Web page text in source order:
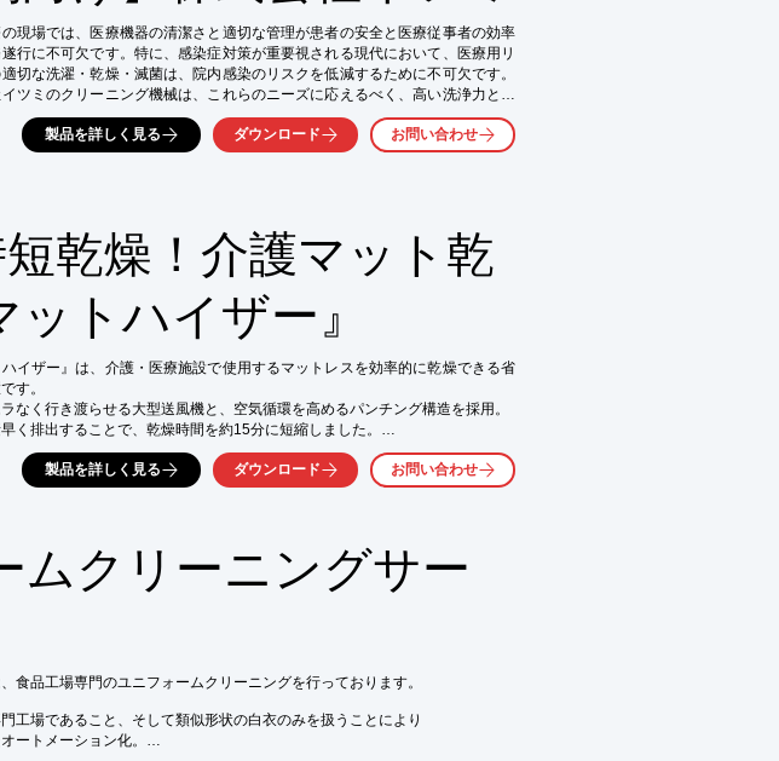
現場では、医療機器の清潔さと適切な管理が患者の安全と医療従事者の効率
行に不可欠です。特に、感染症対策が重要視される現代において、医療用リ
切な洗濯・乾燥・滅菌は、院内感染のリスクを低減するために不可欠です。
ツミのクリーニング機械は、これらのニーズに応えるべく、高い洗浄力と衛
能を備えた製品を提供しています。
ーン】
果】
染リスクの低減
事者の業務効率向上
の安心感の提供
製品を詳しく見る ダウンロード お問い合わせ
乾燥！介護マット乾
トハイザー』
ハイザー』は、介護・医療施設で使用するマットレスを効率的に乾燥できる省
す。
なく行き渡らせる大型送風機と、空気循環を高めるパンチング構造を採用。
く排出することで、乾燥時間を約15分に短縮しました。
風乾燥機と比べ、電力消費と作業負担を大幅に削減。
と衛生性の両立を実現する次世代の乾燥ソリューションです。
製品を詳しく見る ダウンロード お問い合わせ
ムクリーニングサー
食品工場専門のユニフォームクリーニングを行っております。
工場であること、そして類似形状の白衣のみを扱うことにより
ートメーション化。